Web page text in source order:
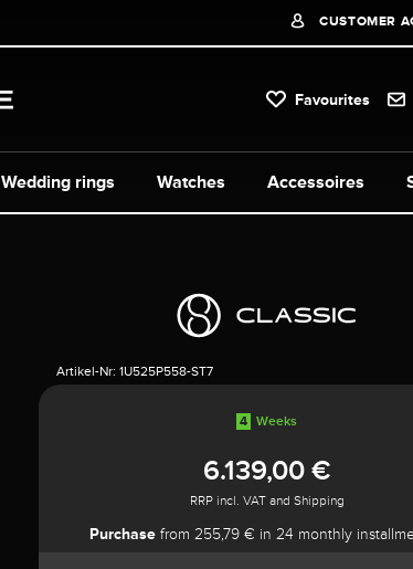
CUSTOMER
Favourites
Watches Accessoires
Wedding rings
Artikel-Nr: 1U525P558-ST7
4 Weeks
6.139,00 €
RRP incl. VAT and Shipping
Purchase from 255,79 € in 24 monthly